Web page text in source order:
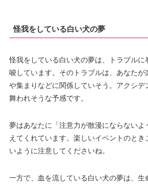
怪我をしている白い犬の夢
怪我をしている白い犬の夢は、トラブルに
唆しています。そのトラブルは、あなたが
や集まりなどに関係していそう。アクシデ
舞われそうな予感です。
夢はあなたに「注意力が散漫にならないよ
えてくれています。楽しいイベントのとき
いように注意してくださいね。
一方で、血を流している白い犬の夢は、生